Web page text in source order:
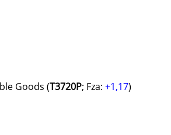
Goods (T3720P; Fza: +1,17)